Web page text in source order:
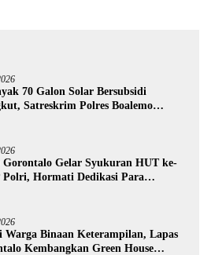
70 Galon Solar Bersubsidi
Satreskrim Polres Boalemo
Gorontalo Gelar Syukuran HUT ke-
Polri, Hormati Dedikasi Para
Warga Binaan Keterampilan, Lapas
Kembangkan Green House